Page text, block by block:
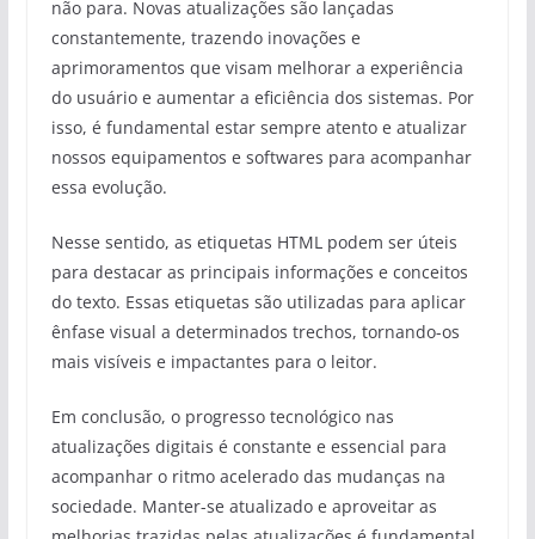
não para. Novas atualizações são lançadas
constantemente, trazendo inovações e
aprimoramentos que visam melhorar a experiência
do usuário e aumentar a eficiência dos sistemas. Por
isso, é fundamental estar sempre atento e atualizar
nossos equipamentos e softwares para acompanhar
essa evolução.
Nesse sentido, as etiquetas HTML podem ser úteis
para destacar as principais informações e conceitos
do texto. Essas etiquetas são utilizadas para aplicar
ênfase visual a determinados trechos, tornando-os
mais visíveis e impactantes para o leitor.
Em conclusão, o progresso tecnológico nas
atualizações digitais é constante e essencial para
acompanhar o ritmo acelerado das mudanças na
sociedade. Manter-se atualizado e aproveitar as